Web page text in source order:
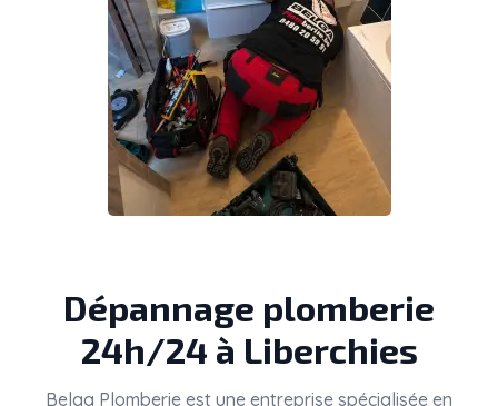
Dépannage plomberie
24h/24 à Liberchies
Belga Plomberie est une entreprise spécialisée en